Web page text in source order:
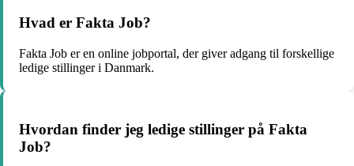
Hvad er Fakta Job?
Fakta Job er en online jobportal, der giver adgang til forskellige
ledige stillinger i Danmark.
Hvordan finder jeg ledige stillinger på Fakta
Job?